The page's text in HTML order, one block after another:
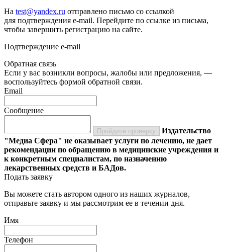
На test@yandex.ru отправлено письмо со ссылкой
для подтверждения e-mail. Перейдите по ссылке из письма,
чтобы завершить регистрацию на сайте.
Подтверждение e-mail
Обратная связь
Если у вас возникли вопросы, жалобы или предложения, —
воспользуйтесь формой обратной связи.
Email
Сообщение
Пройдите проверку
Издательство
"Медиа Сфера" не оказывает услуги по лечению, не дает
рекомендации по обращению в медицинские учреждения и
к конкретным специалистам, по назначению
лекарственных средств и БАДов.
Подать заявку
Вы можете стать автором одного из наших журналов,
отправьте заявку и мы рассмотрим ее в течении дня.
Имя
Телефон